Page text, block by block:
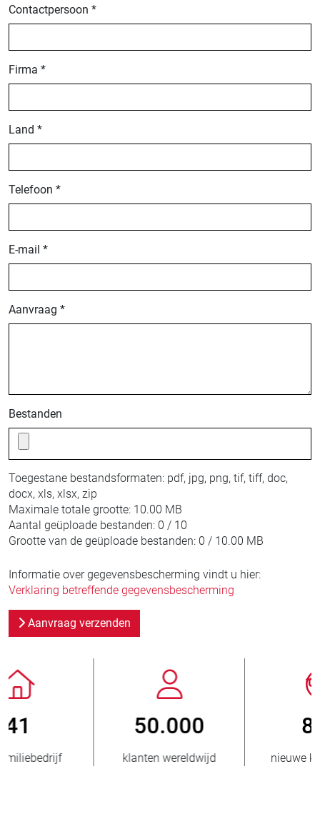
Contactpersoon *
Firma *
Land *
Telefoon *
E-mail *
Aanvraag *
Bestanden
Toegestane bestandsformaten: pdf, jpg, png, tif, tiff, doc,
docx, xls, xlsx, zip
Maximale totale grootte: 10.00 MB
Aantal geüploade bestanden: 0 / 10
Grootte van de geüploade bestanden: 0 / 10.00 MB
Informatie over gegevensbescherming vindt u hier:
Verklaring betreffende gegevensbescherming
Aanvraag verzenden
nieuwe klanten/jaar
> 3.500.000
verkochte eenheden